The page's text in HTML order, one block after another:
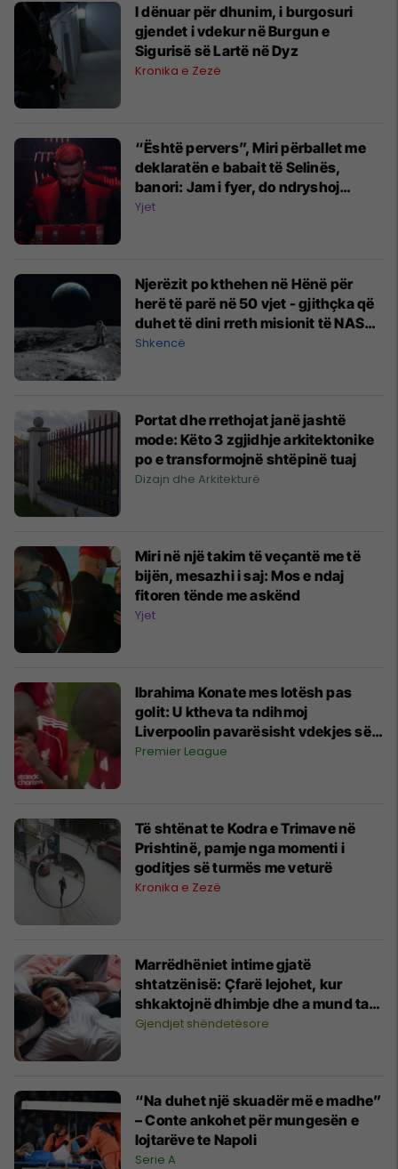
I dënuar për dhunim, i burgosuri
gjendet i vdekur në Burgun e
Sigurisë së Lartë në Dyz
Kronika e Zezë
“Është pervers”, Miri përballet me
deklaratën e babait të Selinës,
banori: Jam i fyer, do ndryshoj
qëndrim ndaj saj
Yjet
Njerëzit po kthehen në Hënë për
herë të parë në 50 vjet - gjithçka që
duhet të dini rreth misionit të NASA-
s
Shkencë
Portat dhe rrethojat janë jashtë
mode: Këto 3 zgjidhje arkitektonike
po e transformojnë shtëpinë tuaj
Dizajn dhe Arkitekturë
Miri në një takim të veçantë me të
bijën, mesazhi i saj: Mos e ndaj
fitoren tënde me askënd
Yjet
Ibrahima Konate mes lotësh pas
golit: U ktheva ta ndihmoj
Liverpoolin pavarësisht vdekjes së
babait
Premier League
Të shtënat te Kodra e Trimave në
Prishtinë, pamje nga momenti i
goditjes së turmës me veturë
Kronika e Zezë
Marrëdhëniet intime gjatë
shtatzënisë: Çfarë lejohet, kur
shkaktojnë dhimbje dhe a mund ta
dëmtojnë foshnjën ose të nxisin
Gjendjet shëndetësore
“Na duhet një skuadër më e madhe”
– Conte ankohet për mungesën e
lojtarëve te Napoli
Serie A